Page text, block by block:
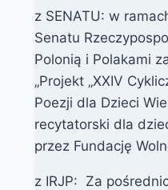
z SENATU: w
Senatu
Polonią i Polakami
„Projekt „XXIV
Poezji dla Dzieci
recytatorski dla
przez Fundację
z IRJP: Za